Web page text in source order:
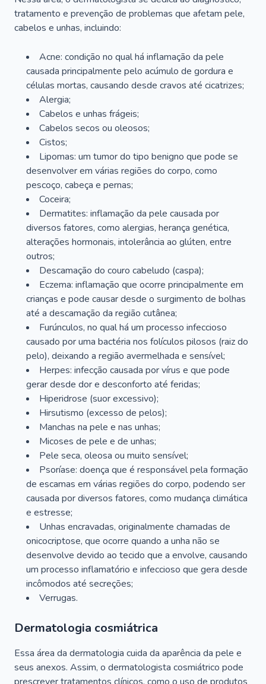
tratamento e prevenção de problemas que afetam pele,
cabelos e unhas, incluindo:
Acne: condição no qual há inflamação da pele
causada principalmente pelo acúmulo de gordura e
células mortas, causando desde cravos até cicatrizes;
Alergia;
Cabelos e unhas frágeis;
Cabelos secos ou oleosos;
Cistos;
Lipomas: um tumor do tipo benigno que pode se
desenvolver em várias regiões do corpo, como
pescoço, cabeça e pernas;
Coceira;
Dermatites: inflamação da pele causada por
diversos fatores, como alergias, herança genética,
alterações hormonais, intolerância ao glúten, entre
outros;
Descamação do couro cabeludo (caspa);
Eczema: inflamação que ocorre principalmente em
crianças e pode causar desde o surgimento de bolhas
até a descamação da região cutânea;
Furúnculos, no qual há um processo infeccioso
causado por uma bactéria nos folículos pilosos (raiz do
pelo), deixando a região avermelhada e sensível;
Herpes: infecção causada por vírus e que pode
gerar desde dor e desconforto até feridas;
Hiperidrose (suor excessivo);
Hirsutismo (excesso de pelos);
Manchas na pele e nas unhas;
Micoses de pele e de unhas;
Pele seca, oleosa ou muito sensível;
Psoríase: doença que é responsável pela formação
de escamas em várias regiões do corpo, podendo ser
causada por diversos fatores, como mudança climática
e estresse;
Unhas encravadas, originalmente chamadas de
onicocriptose, que ocorre quando a unha não se
desenvolve devido ao tecido que a envolve, causando
um processo inflamatório e infeccioso que gera desde
incômodos até secreções;
Verrugas.
Dermatologia cosmiátrica
Essa área da dermatologia cuida da aparência da pele e
seus anexos. Assim, o dermatologista cosmiátrico pode